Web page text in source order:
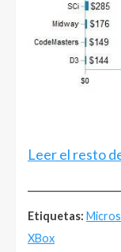
Leer el resto
Etiquetas:
XBox